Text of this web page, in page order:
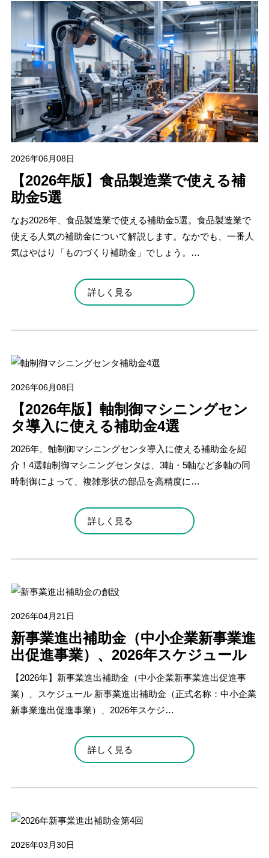
2026年06月08日
【2026年版】食品製造業で使える補
助金5選
なお2026年、食品製造業で使える補助金5選。食品製造業で
使える人気の補助金について解説します。なかでも、一番人
気はやはり「ものづくり補助金」でしょう。…
詳しく見る
2026年06月08日
【2026年版】軸制御マシニングセン
タ導入に使える補助金4選
2026年、軸制御マシニングセンタ導入に使える補助金を紹
介！4選軸制御マシニングセンタは、3軸・5軸など多軸の同
時制御によって、複雑形状の部品を高精度に…
詳しく見る
2026年04月21日
新事業進出補助金（中小企業新事業進
出促進事業）、2026年スケジュール
【2026年】新事業進出補助金（中小企業新事業進出促進事
業）、スケジュール 新事業進出補助金（正式名称：中小企業
新事業進出促進事業）、2026年スケジ…
詳しく見る
2026年03月30日